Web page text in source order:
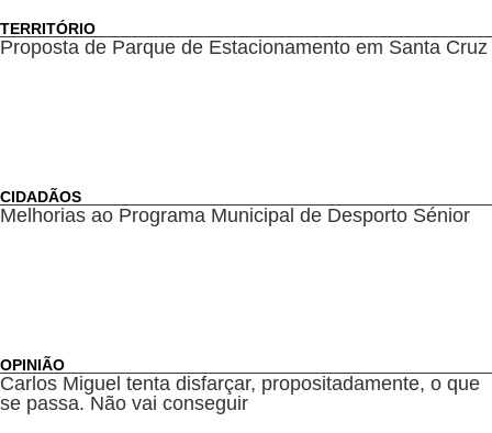
TERRITÓRIO
Proposta de Parque de Estacionamento em Santa Cruz
CIDADÃOS
Melhorias ao Programa Municipal de Desporto Sénior
OPINIÃO
Carlos Miguel tenta disfarçar, propositadamente, o que
se passa. Não vai conseguir